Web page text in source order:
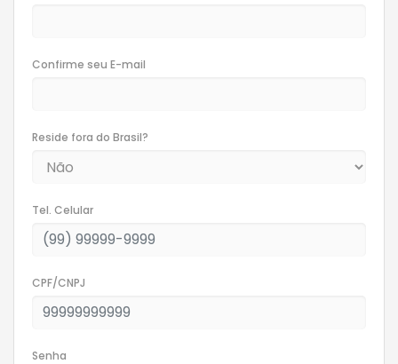
Confirme seu E-mail
Reside fora do Brasil?
Tel. Celular
CPF/CNPJ
Senha